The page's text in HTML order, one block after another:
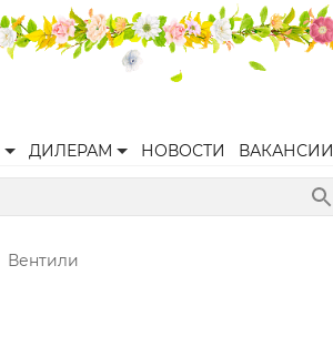
ДИЛЕРАМ НОВОСТИ ВАКАНСИИ
Вентили